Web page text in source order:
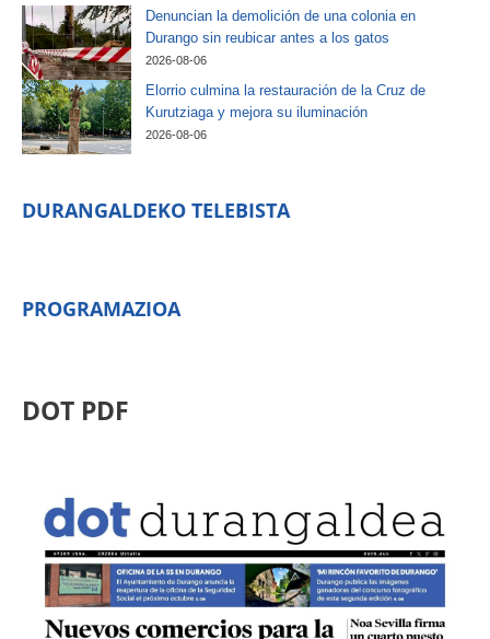
Denuncian la demolición de una colonia en
Durango sin reubicar antes a los gatos
2026-08-06
Elorrio culmina la restauración de la Cruz de
Kurutziaga y mejora su iluminación
2026-08-06
DURANGALDEKO TELEBISTA
PROGRAMAZIOA
DOT PDF